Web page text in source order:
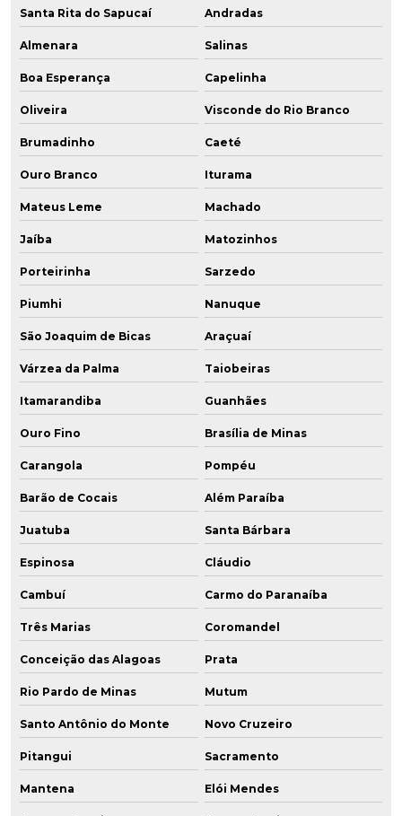
Santa Rita do Sapucaí Andradas
Almenara Salinas
Boa Esperança Capelinha
Oliveira Visconde do Rio Branco
Brumadinho Caeté
Ouro Branco Iturama
Mateus Leme Machado
Jaíba Matozinhos
Porteirinha Sarzedo
Piumhi Nanuque
São Joaquim de Bicas Araçuaí
Várzea da Palma Taiobeiras
Itamarandiba Guanhães
Ouro Fino Brasília de Minas
Carangola Pompéu
Barão de Cocais Além Paraíba
Juatuba Santa Bárbara
Espinosa Cláudio
Cambuí Carmo do Paranaíba
Três Marias Coromandel
Conceição das Alagoas Prata
Rio Pardo de Minas Mutum
Santo Antônio do Monte Novo Cruzeiro
Pitangui Sacramento
Mantena Elói Mendes